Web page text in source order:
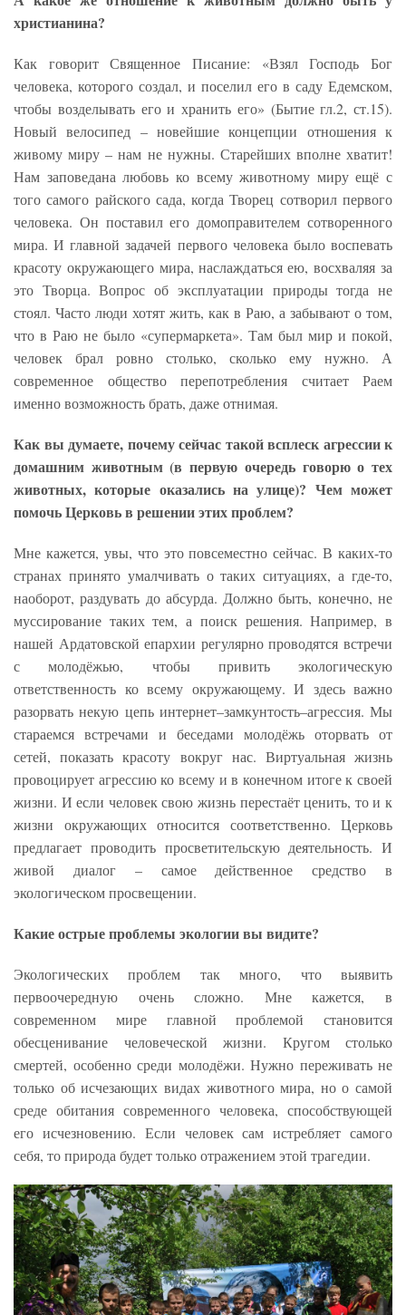
христианина?
Как говорит Священное Писание: «Взял Господь Бог
человека, которого создал, и поселил его в саду Едемском,
чтобы возделывать его и хранить его» (Бытие гл.2, ст.15).
Новый велосипед – новейшие концепции отношения к
живому миру – нам не нужны. Старейших вполне хватит!
Нам заповедана любовь ко всему животному миру ещё с
того самого райского сада, когда Творец сотворил первого
человека. Он поставил его домоправителем сотворенного
мира. И главной задачей первого человека было воспевать
красоту окружающего мира, наслаждаться ею, восхваляя за
это Творца. Вопрос об эксплуатации природы тогда не
стоял. Часто люди хотят жить, как в Раю, а забывают о том,
что в Раю не было «супермаркета». Там был мир и покой,
человек брал ровно столько, сколько ему нужно. А
современное общество перепотребления считает Раем
именно возможность брать, даже отнимая.
Как вы думаете, почему сейчас такой всплеск агрессии к
домашним животным (в первую очередь говорю о тех
животных, которые оказались на улице)? Чем может
помочь Церковь в решении этих проблем?
Мне кажется, увы, что это повсеместно сейчас. В каких-то
странах принято умалчивать о таких ситуациях, а где-то,
наоборот, раздувать до абсурда. Должно быть, конечно, не
муссирование таких тем, а поиск решения. Например, в
нашей Ардатовской епархии регулярно проводятся встречи
с молодёжью, чтобы привить экологическую
ответственность ко всему окружающему. И здесь важно
разорвать некую цепь интернет–замкунтость–агрессия. Мы
стараемся встречами и беседами молодёжь оторвать от
сетей, показать красоту вокруг нас. Виртуальная жизнь
провоцирует агрессию ко всему и в конечном итоге к своей
жизни. И если человек свою жизнь перестаёт ценить, то и к
жизни окружающих относится соответственно. Церковь
предлагает проводить просветительскую деятельность. И
живой диалог – самое действенное средство в
экологическом просвещении.
Какие острые проблемы экологии вы видите?
Экологических проблем так много, что выявить
первоочередную очень сложно. Мне кажется, в
современном мире главной проблемой становится
обесценивание человеческой жизни. Кругом столько
смертей, особенно среди молодёжи. Нужно переживать не
только об исчезающих видах животного мира, но о самой
среде обитания современного человека, способствующей
его исчезновению. Если человек сам истребляет самого
себя, то природа будет только отражением этой трагедии.